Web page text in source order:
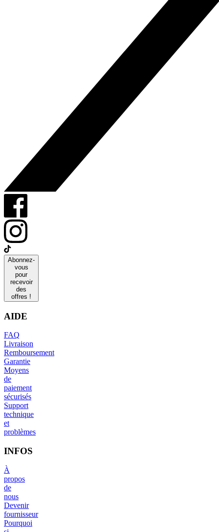
Abonnez-
vous
pour
recevoir
des
offres !
AIDE
FAQ
Livraison
Remboursement
Garantie
Moyens
de
paiement
sécurisés
Support
technique
et
problèmes
INFOS
À
propos
de
nous
Devenir
fournisseur
Pourquoi